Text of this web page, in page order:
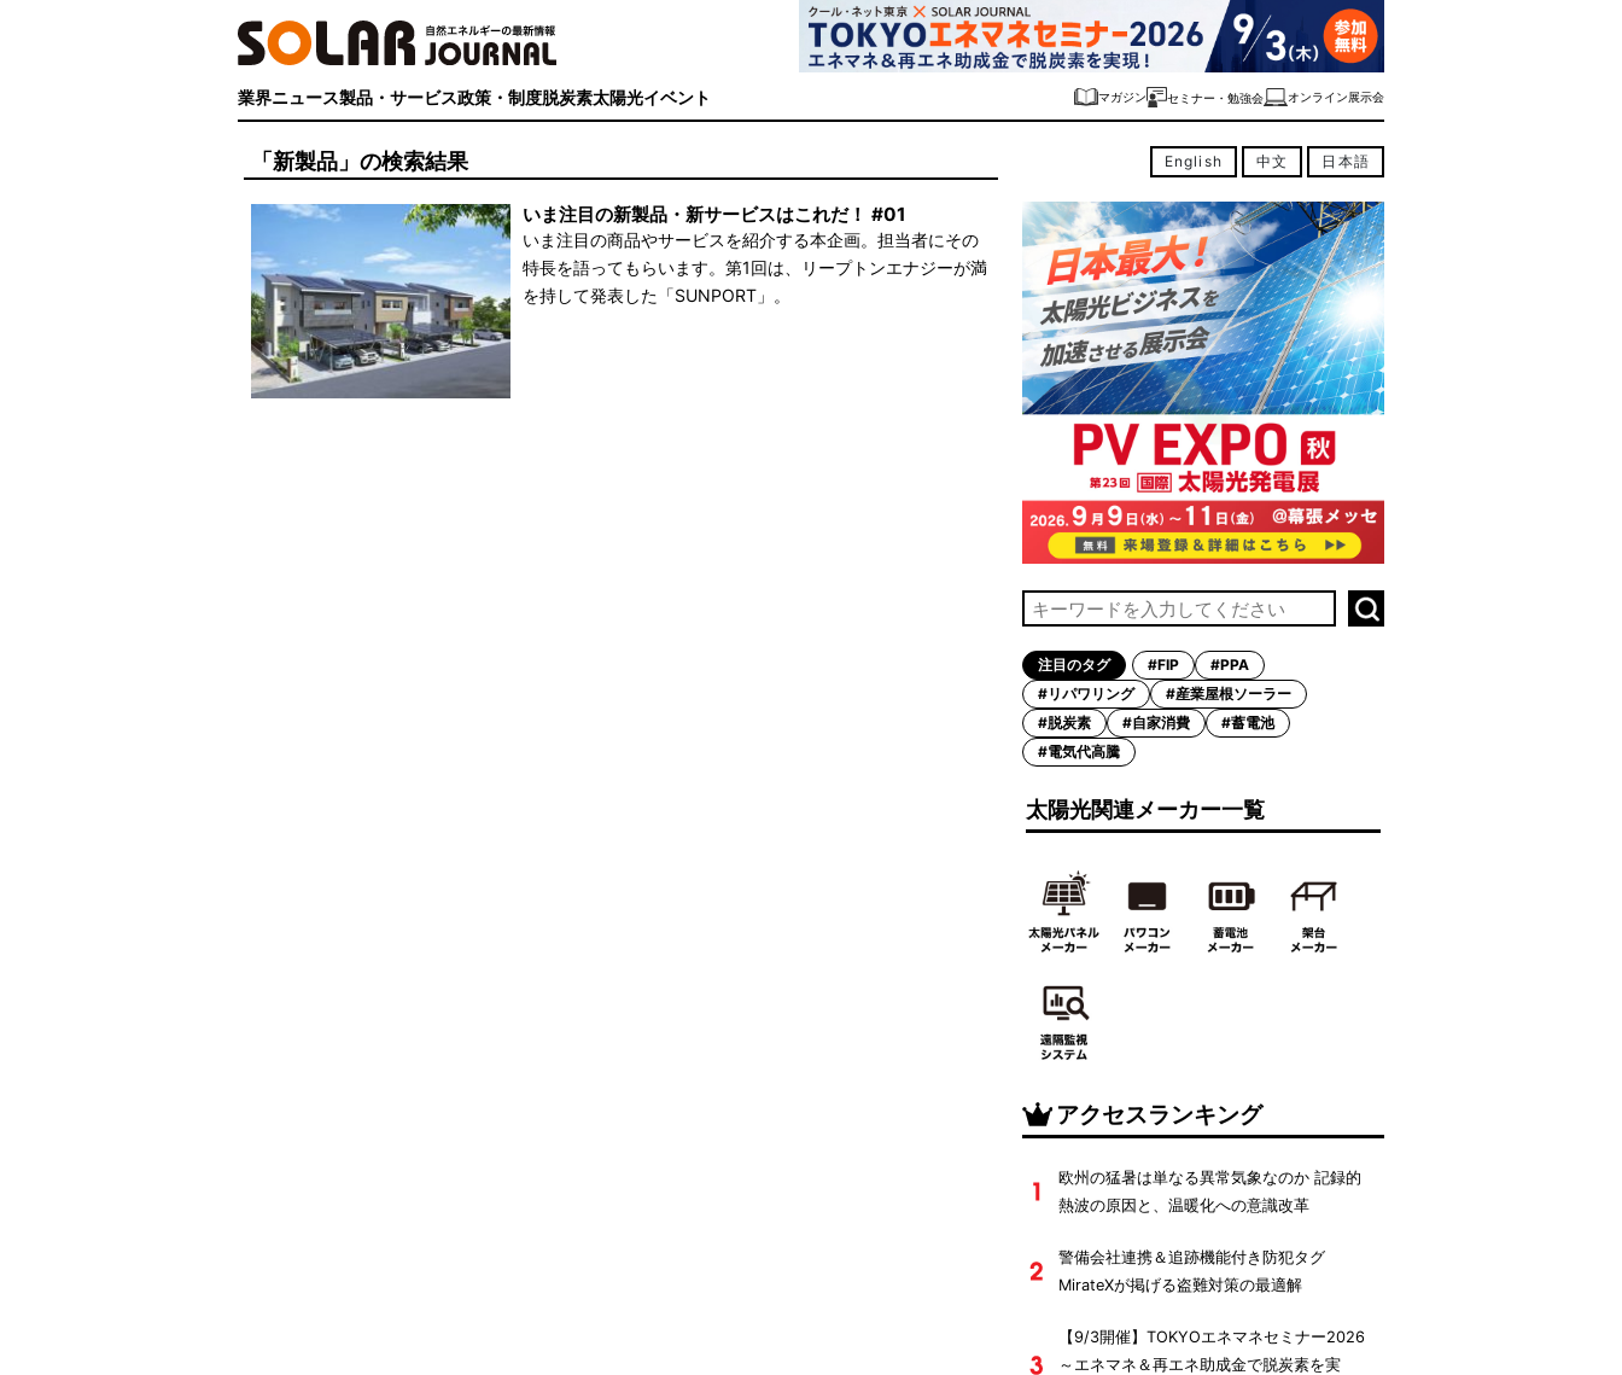
業界ニュース製品・サービス政策・制度脱炭素太陽光イベント マガジン セミナー・勉強会 オンライン展示会
「新製品」の検索結果
いま注目の商品やサービスを紹介する本企画。担当者にその
特長を語ってもらいます。第1回は、リープトンエナジーが満
を持して発表した「SUNPORT」。
いま注目の新製品・新サービスはこれだ！ #01
English 中文 日本語
注目のタグ #FIP
#PPA
#リパワリング
#産業屋根ソーラー
#脱炭素
#自家消費
#蓄電池
#電気代高騰
太陽光関連メーカー一覧
アクセスランキング
欧州の猛暑は単なる異常気象なのか 記録的
熱波の原因と、温暖化への意識改革
警備会社連携＆追跡機能付き防犯タグ
MirateXが掲げる盗難対策の最適解
【9/3開催】TOKYOエネマネセミナー2026
～エネマネ＆再エネ助成金で脱炭素を実